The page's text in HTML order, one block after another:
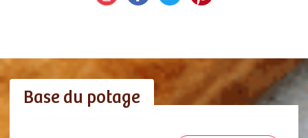
Base du potage